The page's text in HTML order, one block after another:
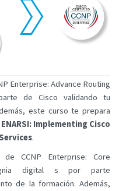
Enterprise: Advance Routing
de Cisco validando tu
este curso te prepara
Implementing Cisco
.
CCNP Enterprise: Core
digital s por parte
de la formación. Además,